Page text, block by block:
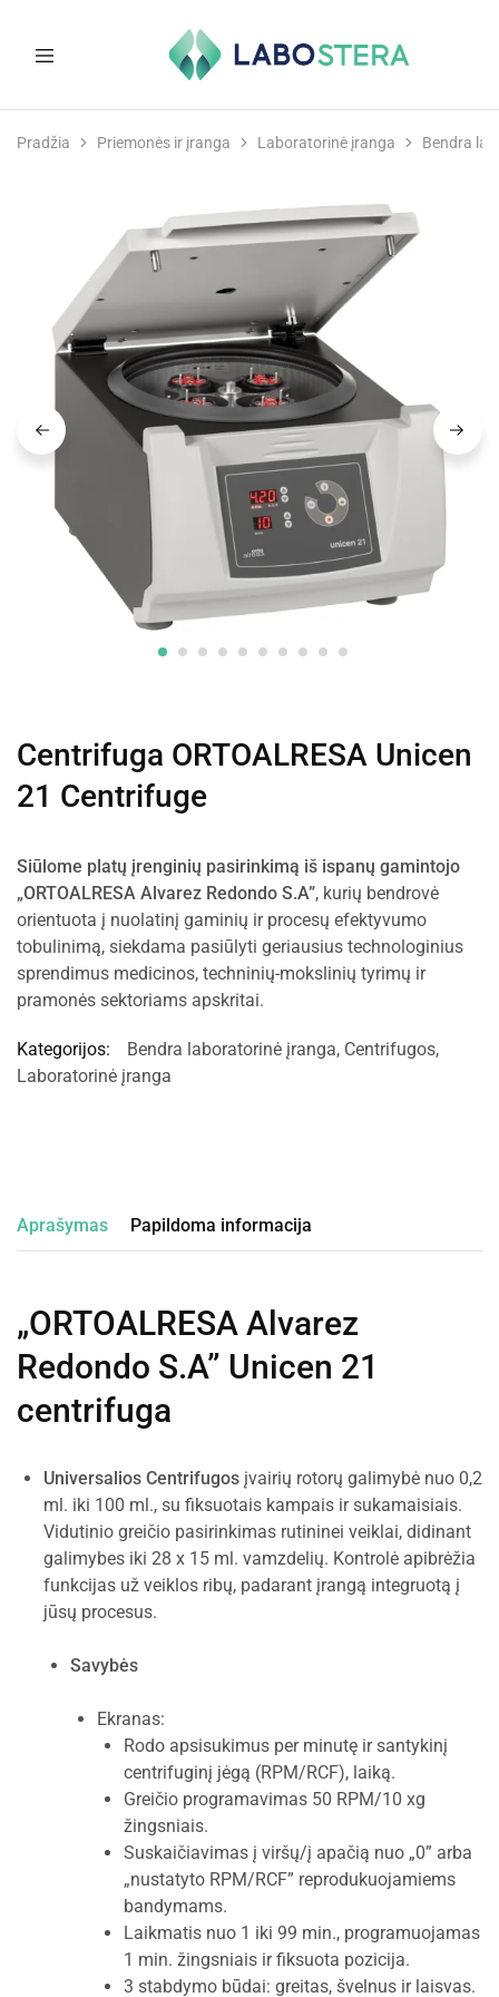
ir
Pradžia Priemonės ir įranga Laboratorinė įranga Bendra
Centrifuga ORTOALRESA Unicen
21 Centrifuge
Siūlome platų įrenginių pasirinkimą iš ispanų gamintojo
„ORTOALRESA Alvarez Redondo S.A”, kurių bendrovė
orientuota į nuolatinį gaminių ir procesų efektyvumo
tobulinimą, siekdama pasiūlyti geriausius technologinius
sprendimus medicinos, techninių-mokslinių tyrimų ir
pramonės sektoriams apskritai.
Kategorijos: Bendra laboratorinė įranga, Centrifugos,
Laboratorinė įranga
Aprašymas Papildoma informacija
„ORTOALRESA Alvarez
Redondo S.A” Unicen 21
centrifuga
Universalios Centrifugos įvairių rotorų galimybė nuo 0,2
ml. iki 100 ml., su fiksuotais kampais ir sukamaisiais.
Vidutinio greičio pasirinkimas rutininei veiklai, didinant
galimybes iki 28 x 15 ml. vamzdelių. Kontrolė apibrėžia
funkcijas už veiklos ribų, padarant įrangą integruotą į
jūsų procesus.
Savybės
Ekranas:
Rodo apsisukimus per minutę ir santykinį
centrifuginį jėgą (RPM/RCF), laiką.
Greičio programavimas 50 RPM/10 xg
žingsniais.
Suskaičiavimas į viršų/į apačią nuo „0” arba
„nustatyto RPM/RCF” reprodukuojamiems
bandymams.
Laikmatis nuo 1 iki 99 min., programuojamas
1 min. žingsniais ir fiksuota pozicija.
3 stabdymo būdai: greitas, švelnus ir laisvas.